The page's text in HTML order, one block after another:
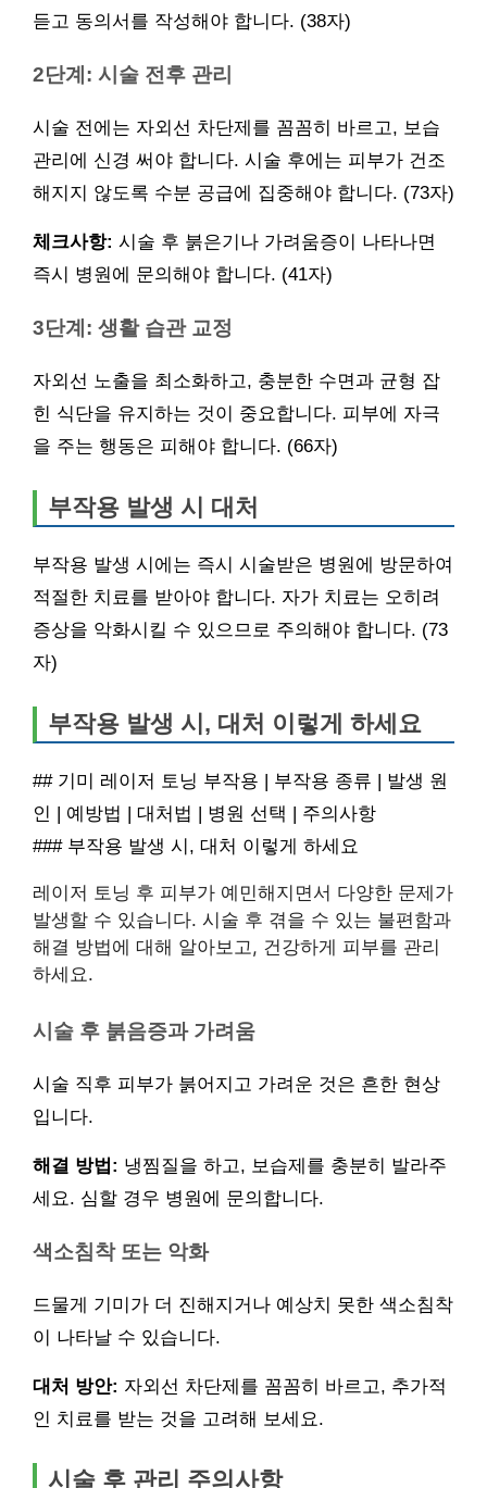
듣고 동의서를 작성해야 합니다. (38자)
2단계: 시술 전후 관리
시술 전에는 자외선 차단제를 꼼꼼히 바르고, 보습
관리에 신경 써야 합니다. 시술 후에는 피부가 건조
해지지 않도록 수분 공급에 집중해야 합니다. (73자)
체크사항: 시술 후 붉은기나 가려움증이 나타나면
즉시 병원에 문의해야 합니다. (41자)
3단계: 생활 습관 교정
자외선 노출을 최소화하고, 충분한 수면과 균형 잡
힌 식단을 유지하는 것이 중요합니다. 피부에 자극
을 주는 행동은 피해야 합니다. (66자)
부작용 발생 시 대처
부작용 발생 시에는 즉시 시술받은 병원에 방문하여
적절한 치료를 받아야 합니다. 자가 치료는 오히려
증상을 악화시킬 수 있으므로 주의해야 합니다. (73
자)
부작용 발생 시, 대처 이렇게 하세요
## 기미 레이저 토닝 부작용 | 부작용 종류 | 발생 원
인 | 예방법 | 대처법 | 병원 선택 | 주의사항
### 부작용 발생 시, 대처 이렇게 하세요
레이저 토닝 후 피부가 예민해지면서 다양한 문제가
발생할 수 있습니다. 시술 후 겪을 수 있는 불편함과
해결 방법에 대해 알아보고, 건강하게 피부를 관리
하세요.
시술 후 붉음증과 가려움
시술 직후 피부가 붉어지고 가려운 것은 흔한 현상
입니다.
해결 방법: 냉찜질을 하고, 보습제를 충분히 발라주
세요. 심할 경우 병원에 문의합니다.
색소침착 또는 악화
드물게 기미가 더 진해지거나 예상치 못한 색소침착
이 나타날 수 있습니다.
대처 방안: 자외선 차단제를 꼼꼼히 바르고, 추가적
인 치료를 받는 것을 고려해 보세요.
시술 후 관리 주의사항